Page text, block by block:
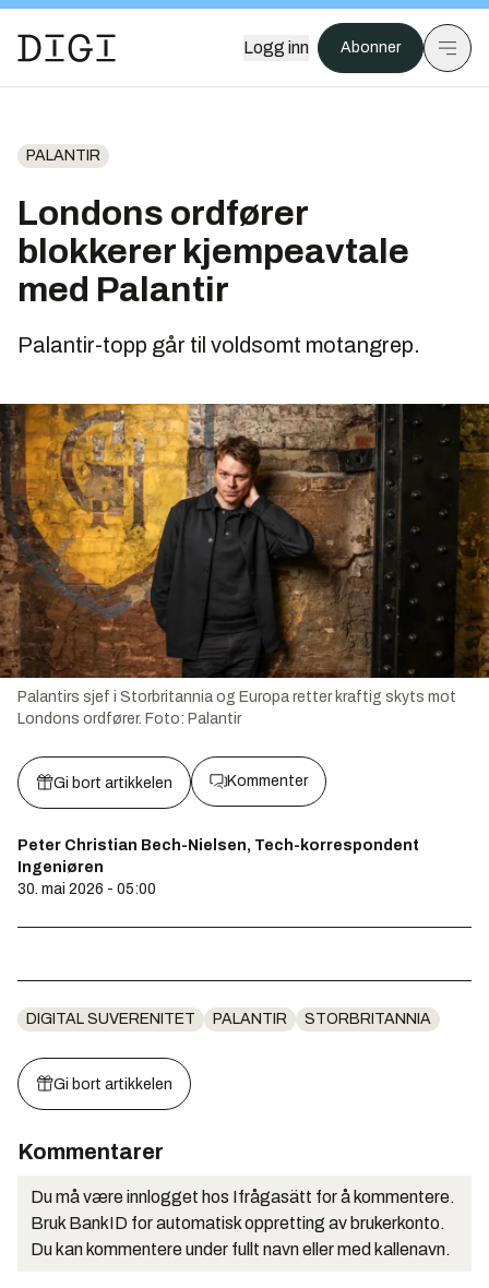
Logg inn Abonner
PALANTIR
Londons ordfører
blokkerer kjempeavtale
med Palantir
Palantir-topp går til voldsomt motangrep.
Palantirs sjef i Storbritannia og Europa retter kraftig skyts mot
Londons ordfører. Foto: Palantir
Gi bort artikkelen Kommenter
Peter Christian Bech-Nielsen, Tech-korrespondent
Ingeniøren
30. mai 2026 - 05:00
DIGITAL SUVERENITET PALANTIR STORBRITANNIA
Gi bort artikkelen
Kommentarer
Du må være innlogget hos Ifrågasätt for å kommentere.
Bruk BankID for automatisk oppretting av brukerkonto.
Du kan kommentere under fullt navn eller med kallenavn.